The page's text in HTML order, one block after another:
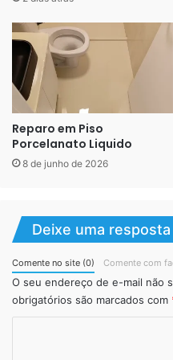
fungos e outros parasitas.
Benefícios da
sobre concreto
Entre os benefícios do
podemos citar a estética,
Estética:oferece um
para pisos, paredes e
Cores diversas:está
de cores e
Reparo em Piso
Porcelanato Liquido
8 de junho de 2026
Deixe uma resposta
Comente no site (0) Comente com
O seu endereço de e-mail não
obrigatórios são marcados com